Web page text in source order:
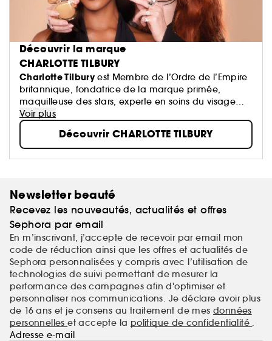
Découvrir la marque
CHARLOTTE TILBURY
Charlotte Tilburyest Membre de l’Ordre de l’Empire
britannique, fondatrice de la marque primée,
maquilleuse des stars, experte en soins du visage
performants + créatrice de parfums innovants !
Voir plus
Découvrir CHARLOTTE TILBURY
Newsletter beauté
Recevez les nouveautés, actualités et offres
Sephora par email
En m’inscrivant, j’accepte de recevoir par email mon
code de réduction ainsi que les offres et actualités de
Sephora personnalisées y compris avec l’utilisation de
technologies de suivi permettant de mesurer la
performance des campagnes afin d'optimiser et
personnaliser nos communications. Je déclare avoir plus
de 16 ans et je consens au traitement de mes données
personnelleset accepte la politique de confidentialité .
Adresse e-mail